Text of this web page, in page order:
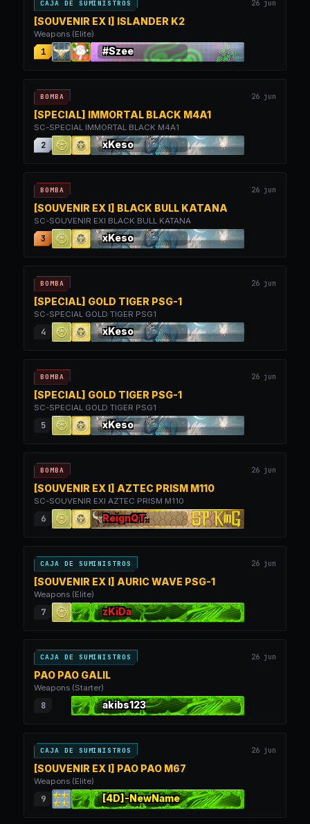
CAJA DE SUMINISTROS 26 jun
[SOUVENIR EX I] ISLANDER K2
Weapons (Elite)
1 #Szee
BOMBA 26 jun
[SPECIAL] IMMORTAL BLACK M4A1
SC-SPECIAL IMMORTAL BLACK M4A1
2 xKeso
BOMBA 26 jun
[SOUVENIR EX I] BLACK BULL KATANA
SC-SOUVENIR EXI BLACK BULL KATANA
3 xKeso
BOMBA 26 jun
[SPECIAL] GOLD TIGER PSG-1
SC-SPECIAL GOLD TIGER PSG1
4 xKeso
BOMBA 26 jun
[SPECIAL] GOLD TIGER PSG-1
SC-SPECIAL GOLD TIGER PSG1
5 xKeso
BOMBA 26 jun
[SOUVENIR EX I] AZTEC PRISM M110
SC-SOUVENIR EXI AZTEC PRISM M110
6 ReignQT.
CAJA DE SUMINISTROS 26 jun
[SOUVENIR EX I] AURIC WAVE PSG-1
Weapons (Elite)
7 zKiDa
CAJA DE SUMINISTROS 26 jun
PAO PAO GALIL
Weapons (Starter)
8 akibs123
CAJA DE SUMINISTROS 26 jun
[SOUVENIR EX I] PAO PAO M67
Weapons (Elite)
9 [4D]-NewName